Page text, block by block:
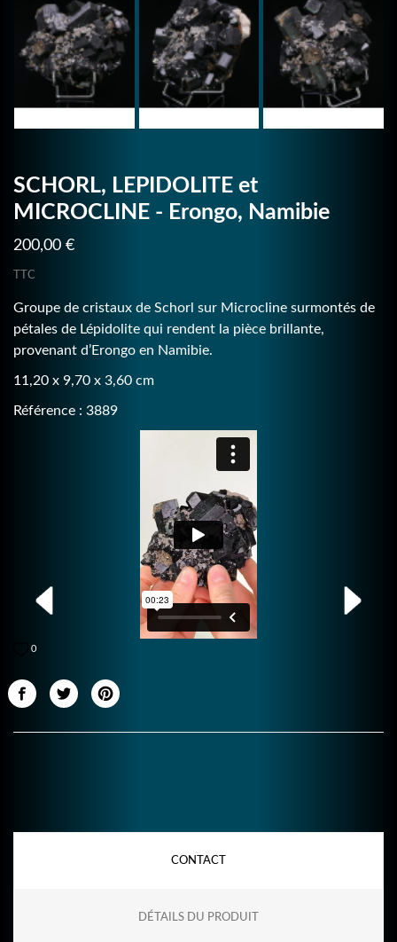
SCHORL, LEPIDOLITE et
MICROCLINE - Erongo, Namibie
200,00 €
TTC
Groupe de cristaux de Schorl sur Microcline surmontés de
pétales de Lépidolite qui rendent la pièce brillante,
provenant d’Erongo en Namibie.
11,20 x 9,70 x 3,60 cm
Référence : 3889
0
CONTACT
DÉTAILS DU PRODUIT